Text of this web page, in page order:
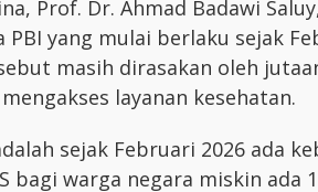
Prof. Dr. Ahmad Badawi
yang mulai berlaku sejak
masih dirasakan oleh
layanan kesehatan.
sejak Februari 2026 ada
bagi warga negara miskin ada